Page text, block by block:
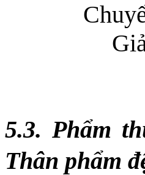
5.3. Phẩm
Thân phẩm